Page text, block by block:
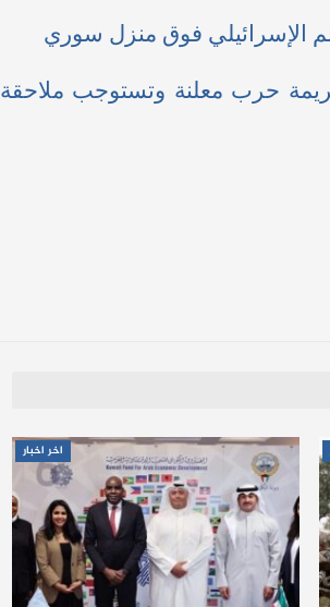
الإسرائيلي فوق منزل سوري
حرب معلنة وتستوجب ملاحقة
اخر اخبار